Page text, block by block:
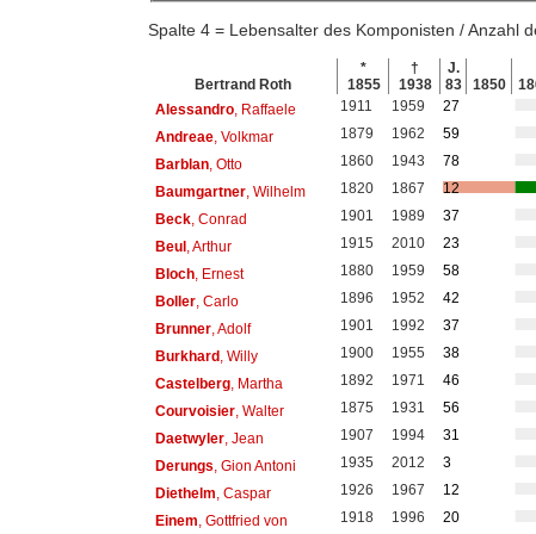
Spalte 4 = Lebensalter des Komponisten / Anzahl
Bertrand Roth
*
1855
†
1938
J.
83
1850
Alessandro, Raffaele 1911 1959
27
Andreae, Volkmar 1879 1962
59
Barblan, Otto 1860 1943
78
Baumgartner, Wilhelm 1820 1867
12
Beck, Conrad 1901 1989
37
Beul, Arthur 1915 2010
23
Bloch, Ernest 1880 1959
58
Boller, Carlo 1896 1952
42
Brunner, Adolf 1901 1992
37
Burkhard, Willy 1900 1955
38
Castelberg, Martha 1892 1971
46
Courvoisier, Walter 1875 1931
56
Daetwyler, Jean 1907 1994
31
Derungs , Gion Antoni 1935 2012
3
Diethelm , Caspar 1926 1967
12
Einem , Gottfried von 1918 1996 20